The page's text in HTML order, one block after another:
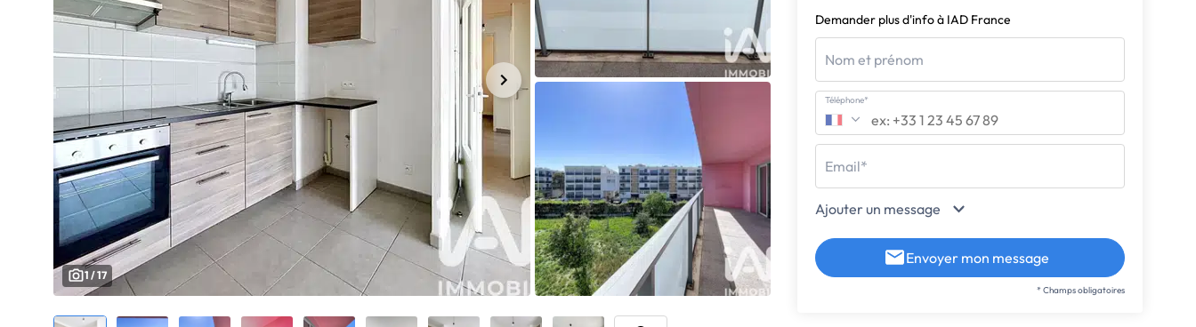
1 / 17
Demander plus d'info à IAD France
Nom et prénom
Téléphone*
Email*
Ajouter un message
Envoyer mon message
* Champs obligatoires